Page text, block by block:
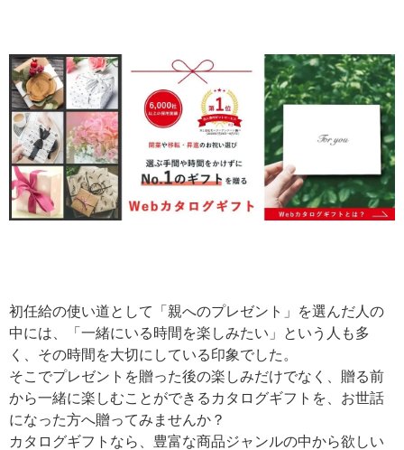
初任給の使い道として「親へのプレゼント」を選んだ人の
中には、「一緒にいる時間を楽しみたい」という人も多
く、その時間を大切にしている印象でした。
そこでプレゼントを贈った後の楽しみだけでなく、贈る前
から一緒に楽しむことができるカタログギフトを、お世話
になった方へ贈ってみませんか？
カタログギフトなら、豊富な商品ジャンルの中から欲しい